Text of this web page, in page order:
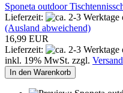
Sponeta outdoor
Lieferzeit:
(Ausland abweichend)
16,99 EUR
Lieferzeit:
inkl. 19% MwSt. zzgl. Versand
In den Warenkorb